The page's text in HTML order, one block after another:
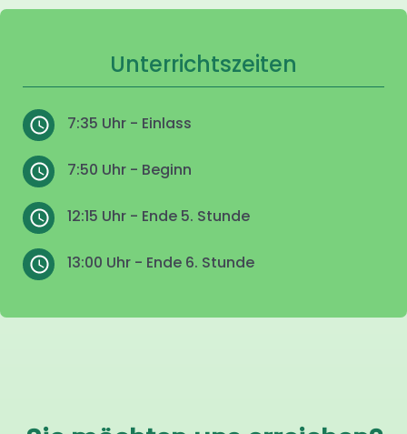
Unterrichtszeiten
7:35 Uhr - Einlass
7:50 Uhr - Beginn
12:15 Uhr - Ende 5. Stunde
13:00 Uhr - Ende 6. Stunde